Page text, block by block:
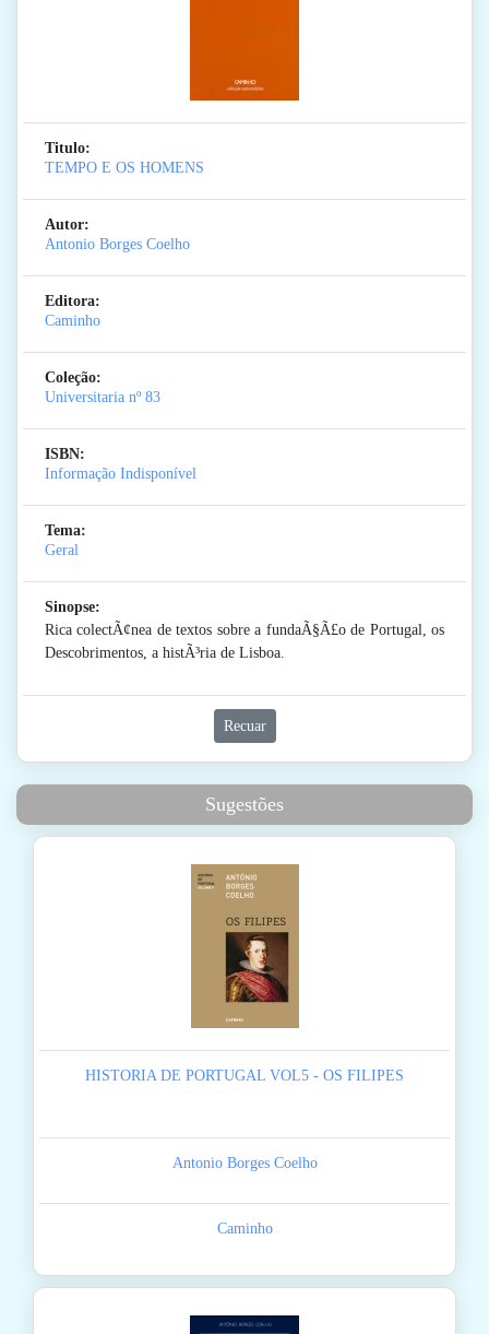
Titulo:
TEMPO E OS HOMENS
Autor:
Antonio Borges Coelho
Editora:
Caminho
Coleção:
Universitaria nº 83
ISBN:
Informação Indisponível
Tema:
Geral
Sinopse:
Rica colectÃ¢nea de textos sobre a fundaÃ§Ã£o de Portugal, os
Descobrimentos, a histÃ³ria de Lisboa.
Recuar
Sugestões
HISTORIA DE PORTUGAL VOL5 - OS FILIPES
Antonio Borges Coelho
Caminho